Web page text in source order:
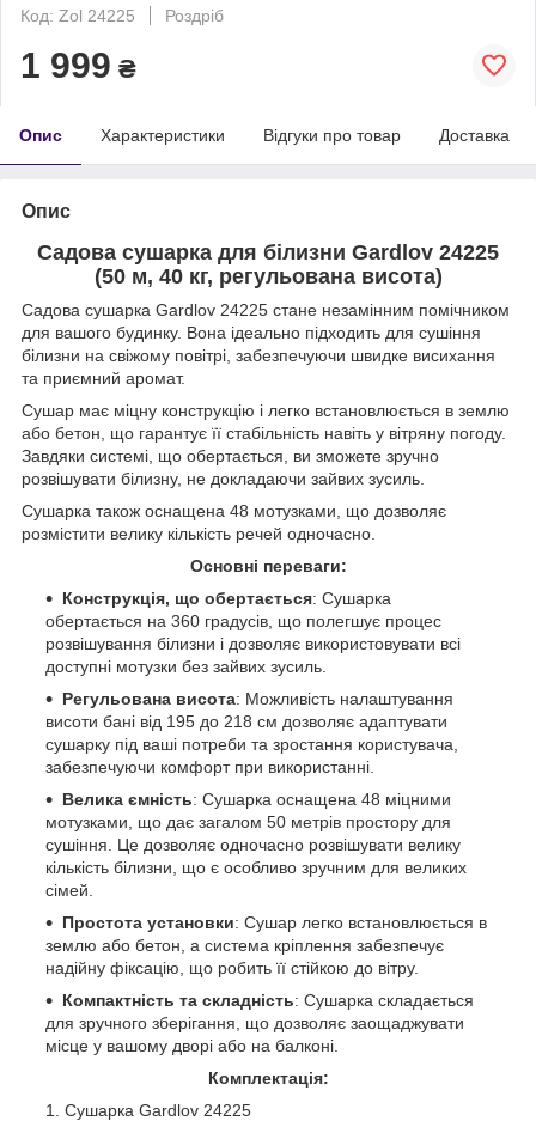
Код: Zol 24225
Роздріб
1 999 ₴
Опис Характеристики Відгуки про товар Доставка
Опис
Садова сушарка для білизни Gardlov 24225
(50 м, 40 кг, регульована висота)
Cадова сушарка Gardlov 24225 стане незамінним помічником
для вашого будинку. Вона ідеально підходить для сушіння
білизни на свіжому повітрі, забезпечуючи швидке висихання
та приємний аромат.
Сушар має міцну конструкцію і легко встановлюється в землю
або бетон, що гарантує її стабільність навіть у вітряну погоду.
Завдяки системі, що обертається, ви зможете зручно
розвішувати білизну, не докладаючи зайвих зусиль.
Сушарка також оснащена 48 мотузками, що дозволяє
розмістити велику кількість речей одночасно.
Основні переваги:
Конструкція, що обертається: Сушарка
обертається на 360 градусів, що полегшує процес
розвішування білизни і дозволяє використовувати всі
доступні мотузки без зайвих зусиль.
Регульована висота: Можливість налаштування
висоти бані від 195 до 218 см дозволяє адаптувати
сушарку під ваші потреби та зростання користувача,
забезпечуючи комфорт при використанні.
Велика ємність: Сушарка оснащена 48 міцними
мотузками, що дає загалом 50 метрів простору для
сушіння. Це дозволяє одночасно розвішувати велику
кількість білизни, що є особливо зручним для великих
сімей.
Простота установки: Сушар легко встановлюється в
землю або бетон, а система кріплення забезпечує
надійну фіксацію, що робить її стійкою до вітру.
Компактність та складність: Сушарка складається
для зручного зберігання, що дозволяє заощаджувати
місце у вашому дворі або на балконі.
Комплектація:
Сушарка Gardlov 24225